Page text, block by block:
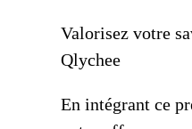
Valorisez votre
Qlychee
En intégrant ce